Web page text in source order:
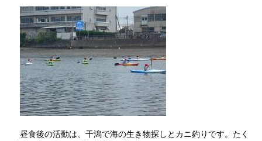
昼食後の活動は、干潟で海の生き物探しとカニ釣りです。たく